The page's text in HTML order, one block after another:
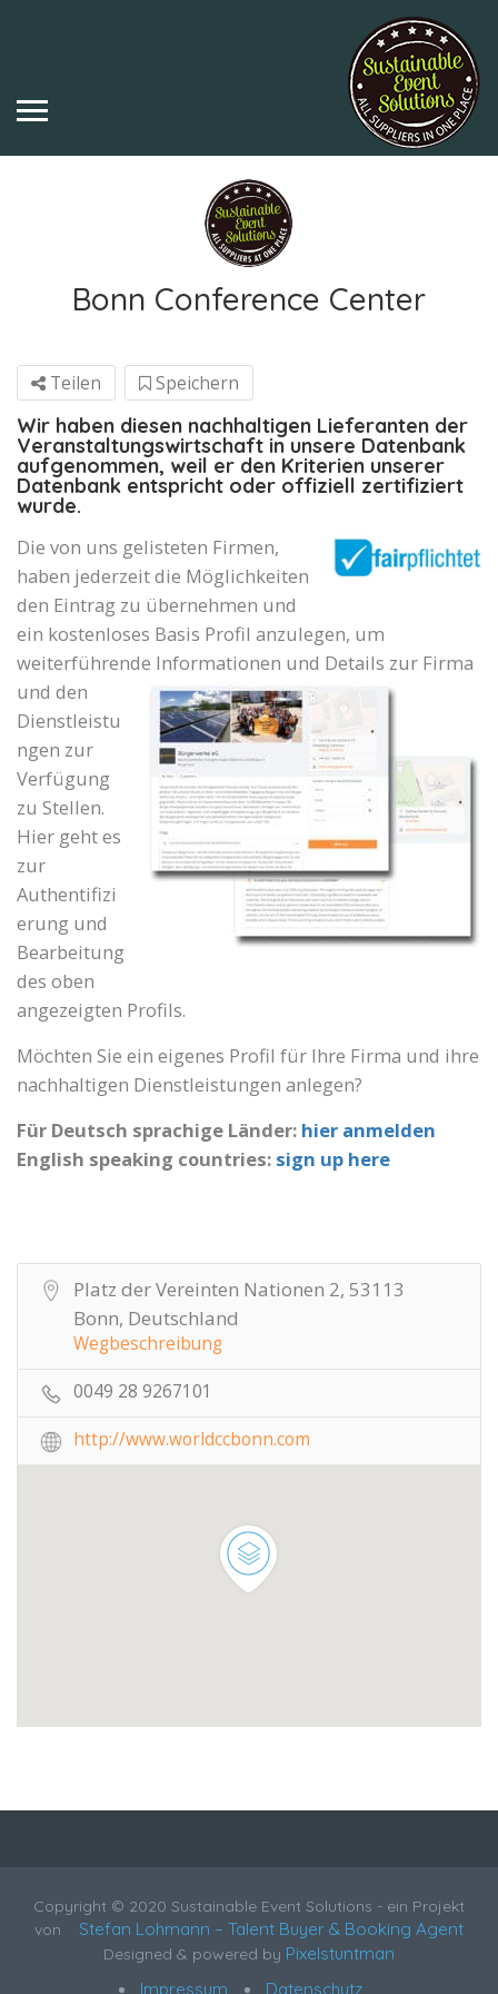
Bonn Conference Center
Teilen Speichern
Wir haben diesen nachhaltigen Lieferanten der
Veranstaltungswirtschaft in unsere Datenbank
aufgenommen, weil er den Kriterien unserer
Datenbank entspricht oder offiziell zertifiziert
wurde.
Die von uns gelisteten Firmen,
haben jederzeit die Möglichkeiten
den Eintrag zu übernehmen und
ein kostenloses Basis Profil anzulegen, um
weiterführende Informationen und Details zur Firma
und den
Dienstleistu
ngen zur
Verfügung
zu Stellen.
Hier geht es
zur
Authentifizi
erung und
Bearbeitung
des oben
angezeigten Profils.
Möchten Sie ein eigenes Profil für Ihre Firma und ihre
nachhaltigen Dienstleistungen anlegen?
Für Deutsch sprachige Länder: hier anmelden
English speaking countries: sign up here
Platz der Vereinten Nationen 2, 53113
Bonn, Deutschland
Wegbeschreibung
0049 28 9267101
http://www.worldccbonn.com
Copyright © 2020 Sustainable Event Solutions - ein Projekt
von
Stefan Lohmann – Talent Buyer & Booking Agent
Designed & powered by Pixelstuntman
Impressum
Datenschutz